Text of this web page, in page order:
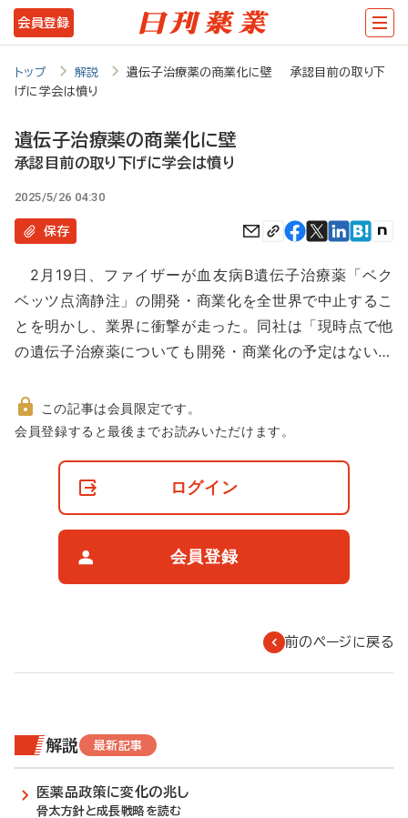
メ
イ
テ
ツ
に
動
会員登録
トップ 解説
遺伝子治療薬の商業化に壁 承認目前の取り下
げに学会は憤り
遺伝子治療薬の商業化に壁
承認目前の取り下げに学会は憤り
2025/5/26 04:30
保存
2月19日、ファイザーが血友病B遺伝子治療薬「ベク
ベッツ点滴静注」の開発・商業化を全世界で中止するこ
とを明かし、業界に衝撃が走った。同社は「現時点で他
の遺伝子治療薬についても開発・商業化の予定はない…
非
この記事は会員限定です。
会員登録すると最後までお読みいただけます。
ログイン
会員登録
前のページに戻る
解説 最新記事
医薬品政策に変化の兆し
骨太方針と成長戦略を読む